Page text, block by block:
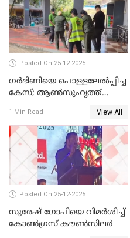
Posted On 25-12-2025
ഗര്‍ഭിണിയെ പൊള്ളലേല്‍പ്പിച്ച
കേസ്; ആണ്‍സുഹൃത്ത്
1 Min Read View All
Posted On 25-12-2025
സുരേഷ് ഗോപിയെ വിമര്‍ശിച്ച്
കോണ്‍ഗ്രസ് കൗണ്‍സിലര്‍